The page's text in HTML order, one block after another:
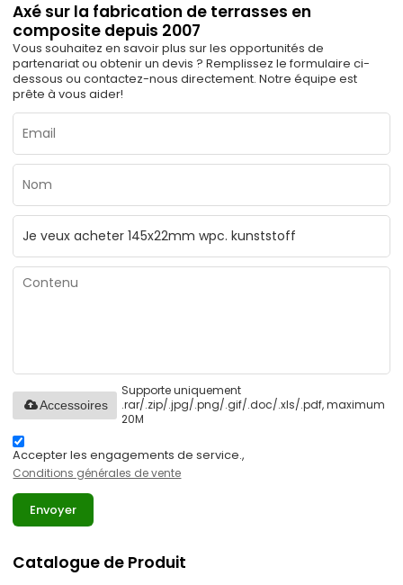
Axé sur la fabrication de terrasses en
composite depuis 2007
Vous souhaitez en savoir plus sur les opportunités de
partenariat ou obtenir un devis ? Remplissez le formulaire ci-
dessous ou contactez-nous directement. Notre équipe est
prête à vous aider!
Supporte uniquement
.rar/.zip/.jpg/.png/.gif/.doc/.xls/.pdf, maximum
20M
Accessoires
Accepter les engagements de service.,
Conditions générales de vente
Envoyer
Catalogue de Produit